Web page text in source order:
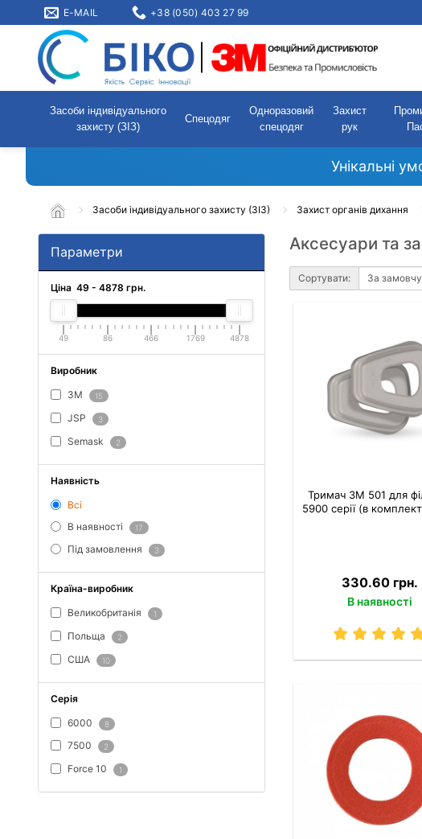
E-MAIL +38 (050) 403 27 99
Засоби індивідуального
захисту (ЗІЗ)
Спецодяг
Одноразовий
спецодяг
Захист
рук
Унікальні
Засоби індивідуального захисту (ЗІЗ) Захист органів дихання
Параметри
Ціна 49 - 4878 грн.
49 86 466 1769 4878
Виробник
3M 15
JSP 3
Semask 2
Наявність
Всі
В наявності
17
Під замовлення 3
Країна-виробник
Великобританія 1
Польща 2
США 10
Серія
6000 8
7500 2
Force 10 1
Аксесуари та
Сортувати:
Тримач 3M 501 для
5900 серії (в
330.60 грн.
В наявності